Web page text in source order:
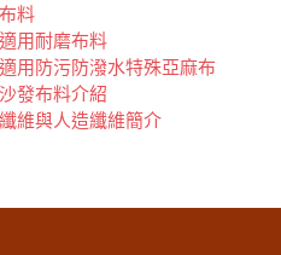
料
用耐磨布料
用防污防潑水特殊亞麻布
發布料介紹
維與人造纖維簡介